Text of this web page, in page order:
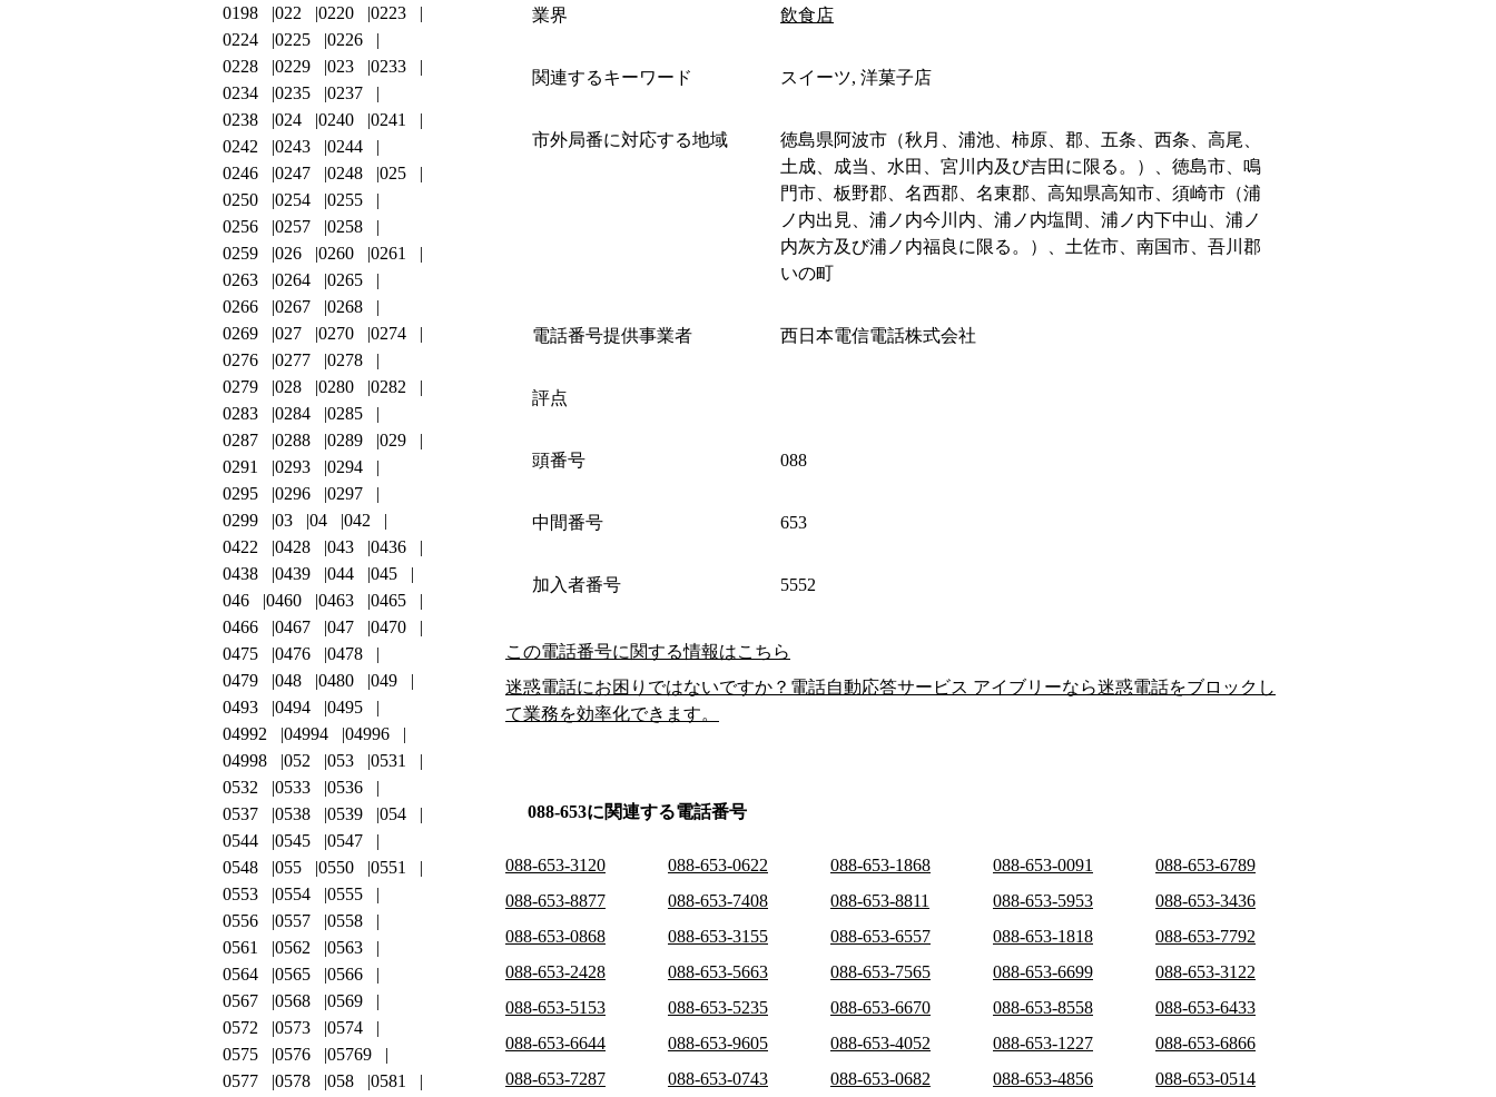
業界 飲食店
関連するキーワード スイーツ, 洋菓子店
市外局番に対応する地域
徳島県阿波市（秋月、浦池、柿原、郡、五条、西条、高尾、
土成、成当、水田、宮川内及び吉田に限る。）、徳島市、鳴
門市、板野郡、名西郡、名東郡、高知県高知市、須崎市（浦
ノ内出見、浦ノ内今川内、浦ノ内塩間、浦ノ内下中山、浦ノ
内灰方及び浦ノ内福良に限る。）、土佐市、南国市、吾川郡
いの町
電話番号提供事業者 西日本電信電話株式会社
評点
頭番号 088
中間番号 653
加入者番号 5552
この電話番号に関する情報はこちら
迷惑電話にお困りではないですか？電話自動応答サービス アイブリーなら迷惑電話をブロックし
て業務を効率化できます。
088-653に関連する電話番号
088-653-3120 088-653-0622 088-653-1868 088-653-0091
088-653-6789
088-653-8877
088-653-7408 088-653-8811 088-653-5953
088-653-3436
088-653-0868
088-653-3155 088-653-6557 088-653-1818
088-653-7792
088-653-2428
088-653-5663 088-653-7565 088-653-6699
088-653-3122
088-653-5153
088-653-5235 088-653-6670 088-653-8558
088-653-6433
088-653-6644
088-653-9605 088-653-4052 088-653-1227
088-653-6866
088-653-7287
088-653-0743 088-653-0682 088-653-4856
088-653-0514
0198
022 0220
0223
0224
0225
0226
0228
0229 023
0233
0234
0235
0237
0238
024 0240
0241
0242
0243
0244
0246
0247 0248
025
0250
0254
0255
0256
0257
0258
0259
026 0260
0261
0263
0264
0265
0266
0267
0268
0269
027 0270
0274
0276
0277
0278
0279
028 0280
0282
0283
0284
0285
0287
0288 0289
029
0291
0293
0294
0295
0296
0297
0299
03 04
042
0422
0428 043
0436
0438
0439 044
045
046
0460 0463
0465
0466
0467 047
0470
0475
0476
0478
0479
048 0480
049
0493
0494
0495
04992
04994
04996
04998
052 053
0531
0532
0533
0536
0537
0538 0539
054
0544
0545
0547
0548
055 0550
0551
0553
0554
0555
0556
0557
0558
0561
0562
0563
0564
0565
0566
0567
0568
0569
0572
0573
0574
0575
0576
05769
0577
0578 058
0581